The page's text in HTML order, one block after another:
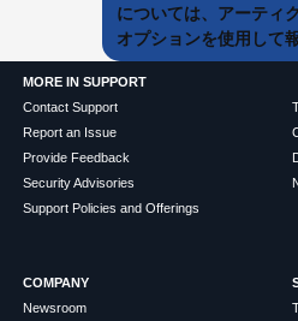
については、アーティ
オプションを使用して
MORE IN SUPPORT
Contact Support
Report an Issue
Provide Feedback
Security Advisories
Support Policies and Offerings
COMPANY
Newsroom